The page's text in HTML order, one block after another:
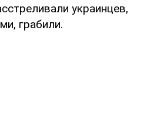
украинцев,
грабили.